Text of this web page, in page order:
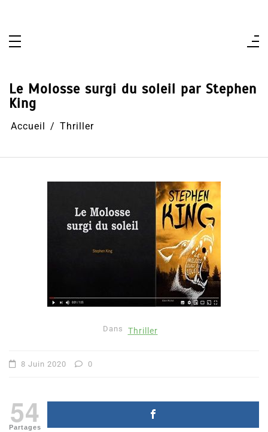
Le Molosse surgi du soleil par Stephen
King
Accueil Thriller
Dans Thriller
8 Juin 2020 0
54
Partages